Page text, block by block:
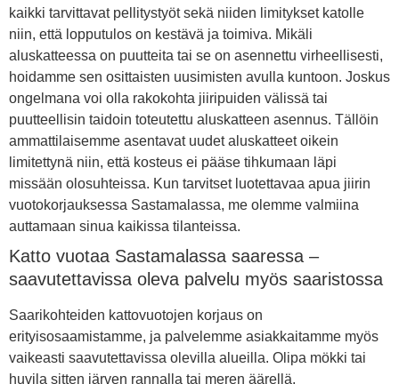
kaikki tarvittavat pellitystyöt sekä niiden limitykset katolle
niin, että lopputulos on kestävä ja toimiva. Mikäli
aluskatteessa on puutteita tai se on asennettu virheellisesti,
hoidamme sen osittaisten uusimisten avulla kuntoon. Joskus
ongelmana voi olla rakokohta jiiripuiden välissä tai
puutteellisin taidoin toteutettu aluskatteen asennus. Tällöin
ammattilaisemme asentavat uudet aluskatteet oikein
limitettynä niin, että kosteus ei pääse tihkumaan läpi
missään olosuhteissa. Kun tarvitset luotettavaa apua jiirin
vuotokorjauksessa Sastamalassa, me olemme valmiina
auttamaan sinua kaikissa tilanteissa.
Katto vuotaa Sastamalassa saaressa –
saavutettavissa oleva palvelu myös saaristossa
Saarikohteiden kattovuotojen korjaus on
erityisosaamistamme, ja palvelemme asiakkaitamme myös
vaikeasti saavutettavissa olevilla alueilla. Olipa mökki tai
huvila sitten järven rannalla tai meren äärellä,